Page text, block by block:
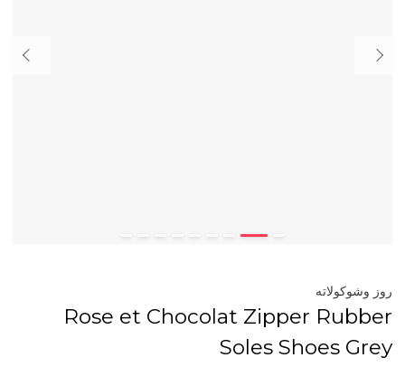
روز وشوكولاته
Rose et Chocolat Zipper Rubber
Soles Shoes Grey